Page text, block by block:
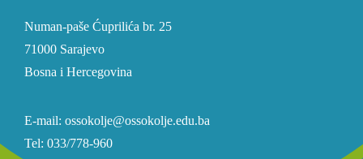
Numan-paše Ćuprilića br. 25
71000 Sarajevo
Bosna i Hercegovina
E-mail: ossokolje@ossokolje.edu.ba
Tel: 033/778-960